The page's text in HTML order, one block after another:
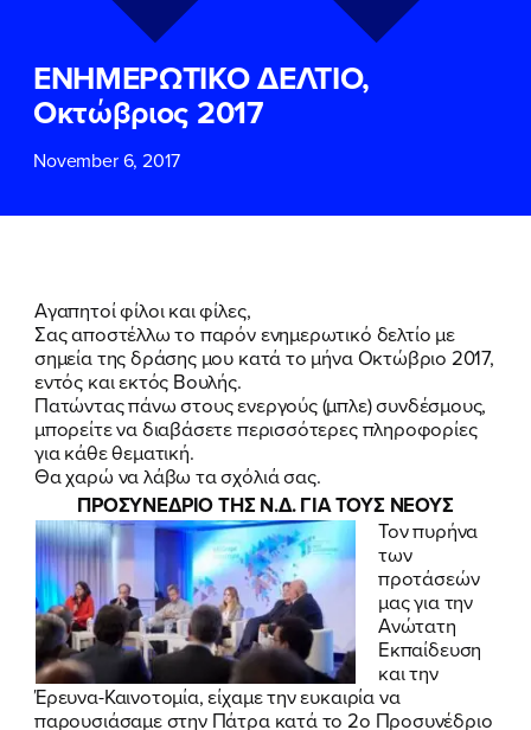
ΕΝΗΜΕΡΩΤΙΚΟ ΔΕΛΤΙΟ,
Οκτώβριος 2017
November 6, 2017
Αγαπητοί φίλοι και φίλες,
Σας αποστέλλω το παρόν ενημερωτικό δελτίο με
σημεία της δράσης μου κατά το μήνα Οκτώβριο 2017,
εντός και εκτός Βουλής.
Πατώντας πάνω στους ενεργούς (μπλε) συνδέσμους,
μπορείτε να διαβάσετε περισσότερες πληροφορίες
για κάθε θεματική.
Θα χαρώ να λάβω τα σχόλιά σας.
ΠΡΟΣΥΝΕΔΡΙΟ ΤΗΣ Ν.Δ. ΓΙΑ ΤΟΥΣ ΝΕΟΥΣ
Τον πυρήνα
των
προτάσεών
μας για την
Ανώτατη
Εκπαίδευση
και την
Έρευνα-Καινοτομία, είχαμε την ευκαιρία να
παρουσιάσαμε στην Πάτρα κατά το 2o Προσυνέδριο
ΕΠΙΘΕΤΟ*
ΤΗΛΕΦΩΝΟ*
EMAIL
Χρήσηςτου δικτυακού τόπου του
Πολιτικού Γραφείου της Βουλευτού
Νίκης Κεραμέως
ΥΠΟΒΟΛΗ
ΕΠΙΘΕΤΟ*
ΤΗΛΕΦΩΝΟ
EMAIL
Χρήσηςτου δικτυακού τόπου του
Πολιτικού Γραφείου της Βουλευτού
Νίκης Κεραμέως
ΥΠΟΒΟΛΗ